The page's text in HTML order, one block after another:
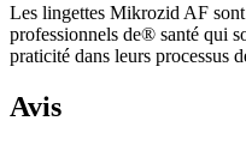
Les lingettes Mikrozid AF
professionnels de® santé qui
praticité dans leurs processus
Avis